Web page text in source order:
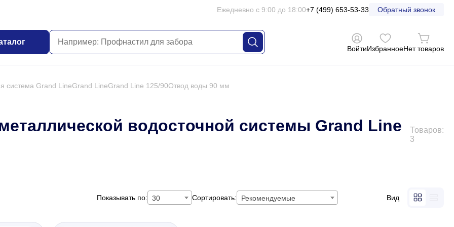
Ежедневно с 9:00 до 18:00+7 (499) 653-53-33 Обратный звонок
ВойтиИзбранноеНет товаров
система Grand LineGrand LineGrand Line 125/90Отвод воды 90 мм
водосточной системы Grand Line
Товаров:
3
Показывать по: 30 Сортировать: Рекомендуемые Вид